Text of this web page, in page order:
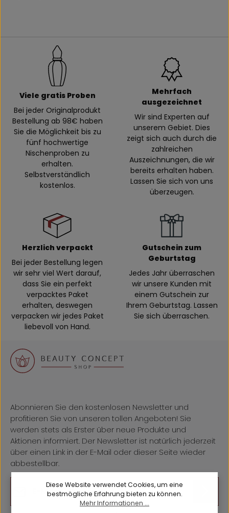
Viele gratis Proben
Bei jeder Originalprodukt
Bestellung ab 98€ haben
Sie die Möglichkeit bis zu
fünf hochwertige
Nischenproben zu
erhalten.
Selbstverständlich
kostenlos.
Mehrfach
ausgezeichnet
Wir sind Experten auf
unserem Gebiet. Dies
zeigt sich auch durch die
zahlreichen
Auszeichnungen, die wir
bereits erhalten haben.
Lassen Sie sich von uns
überzeugen.
Herzlich verpackt
Bei jeder Bestellung legen
wir sehr viel Wert darauf,
dass Sie ein perfekt
verpacktes Paket
erhalten, deswegen
verpacken wir jedes Paket
liebevoll von Hand.
Gutschein zum
Geburtstag
Jedes Jahr überraschen
wir unsere Kunden mit
einem Gutschein zur
Ihrem Geburtstag. Lassen
Sie sich überraschen.
Abonnieren Sie den kostenlosen Newsletter und
profitieren Sie von unseren tollen Angeboten! Sie
werden stets als Erster über neue Produkte und
Aktionen informiert. Der Newsletter ist natürlich jederzeit
über einen Link in der E-Mail oder dieser Seite wieder
abbestellbar.
E-Mail-Adresse*Diese Website verwendet Cookies, um eine
bestmögliche Erfahrung bieten zu können.
Mehr Informationen ...